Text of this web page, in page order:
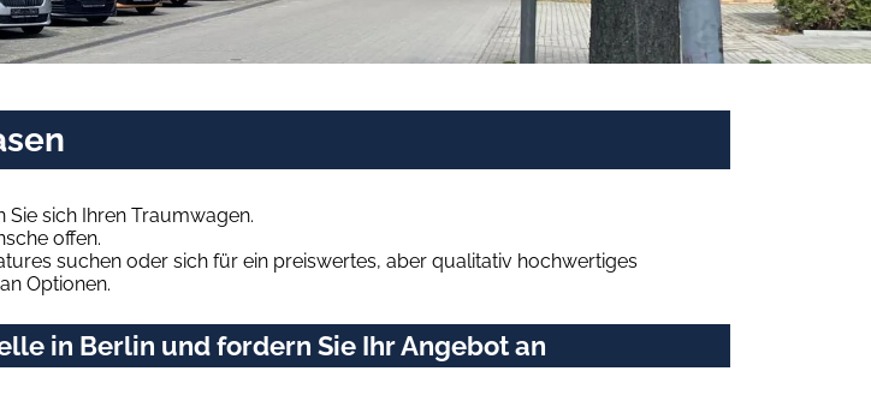
Sie sich Ihren Traumwagen.
offen.
suchen oder sich für ein preiswertes, aber qualitativ hochwertiges
Optionen.
in Berlin und fordern Sie Ihr Angebot an